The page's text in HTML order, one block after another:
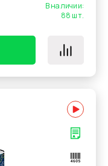
В наличии:
88 шт.